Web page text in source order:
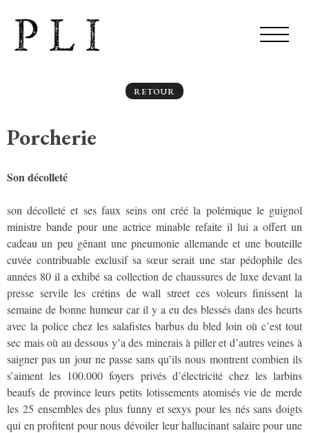
RETOUR
Porcherie
Son décolleté
son décolleté et ses faux seins ont créé la polémique le guignol
ministre bande pour une actrice minable refaite il lui a offert un
cadeau un peu gênant une pneumonie allemande et une bouteille
cuvée contribuable exclusif sa sœur serait une star pédophile des
années 80 il a exhibé sa collection de chaussures de luxe devant la
presse servile les crétins de wall street ces voleurs finissent la
semaine de bonne humeur car il y a eu des blessés dans des heurts
avec la police chez les salafistes barbus du bled loin où c’est tout
sec mais où au dessous y’a des minerais à piller et d’autres veines à
saigner pas un jour ne passe sans qu’ils nous montrent combien ils
s’aiment les 100.000 foyers privés d’électricité chez les larbins
beaufs de province leurs petits lotissements atomisés vie de merde
les 25 ensembles des plus funny et sexys pour les nés sans doigts
qui en profitent pour nous dévoiler leur hallucinant salaire pour une